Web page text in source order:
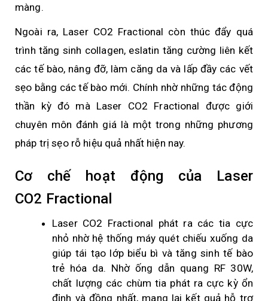
Bệnh nấm móng
Bệnh tổ đĩa
Bệnh dầy sừng nang lông
Bệnh thủy đậu
Bệnh Zona
Bệnh Eczema
Bệnh viêm da thần kinh
Bệnh sẹo lõm
Bệnh hạt cơm (Mụn cóc)
LASER THẨM MỸ
Laser trẻ hóa da và thu nhỏ lỗ chân lông
màng.
Ngoài ra, Laser CO2 Fractional còn thúc đẩy quá
trình tăng sinh collagen, eslatin tăng cường liên kết
các tế bào, nâng đỡ, làm căng da và lấp đầy các vết
sẹo bằng các tế bào mới. Chính nhờ những tác động
thần kỳ đó mà Laser CO2 Fractional được giới
chuyên môn đánh giá là một trong những phương
pháp trị sẹo rỗ hiệu quả nhất hiện nay.
Cơ chế hoạt động của Laser
CO2 Fractional
Laser CO2 Fractional phát ra các tia cực
nhỏ nhờ hệ thống máy quét chiếu xuống da
giúp tái tạo lớp biểu bì và tăng sinh tế bào
trẻ hóa da. Nhờ ống dẫn quang RF 30W,
chất lượng các chùm tia phát ra cực kỳ ổn
định và đồng nhất, mang lại kết quả hỗ trợ